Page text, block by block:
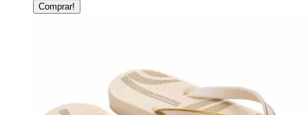
Comprar!